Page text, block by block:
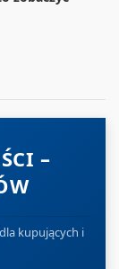
–
kupujących i